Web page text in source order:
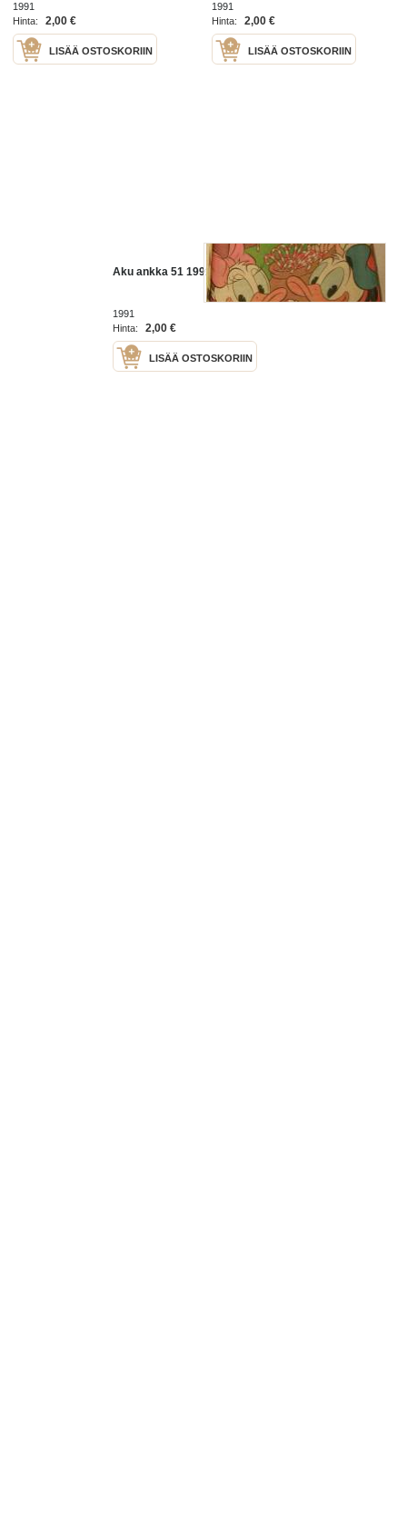
1991
Hinta:
2,00 €
LISÄÄ OSTOSKORIIN
1991
Hinta:
2,00 €
LISÄÄ OSTOSKORIIN
Aku ankka 51 1991
1991
Hinta:
2,00 €
LISÄÄ OSTOSKORIIN